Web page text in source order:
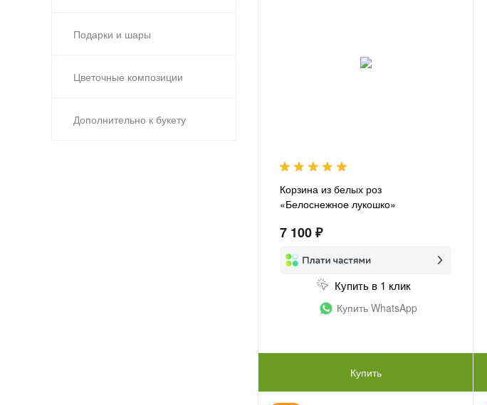
Подарки и шары
Цветочные композиции
Дополнительно к букету
Корзина из белых роз
«Белоснежное лукошко»
7 100 ₽
Купить в 1 клик
Купить WhatsApp
Купить